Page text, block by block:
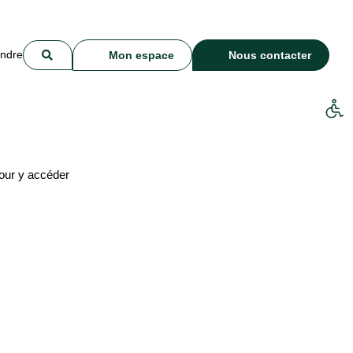
Mon espace Nous contacter
y accéder